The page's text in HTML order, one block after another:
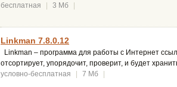
бесплатная
| 3 Мб |
Linkman 7.8.0.12
Linkman – программа для работы с Интернет
отсортирует, упорядочит, проверит, и будет
условно-бесплатная
| 7 Мб |